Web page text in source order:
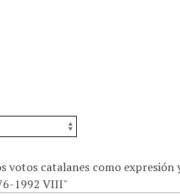
votos catalanes como
1992 VIII"